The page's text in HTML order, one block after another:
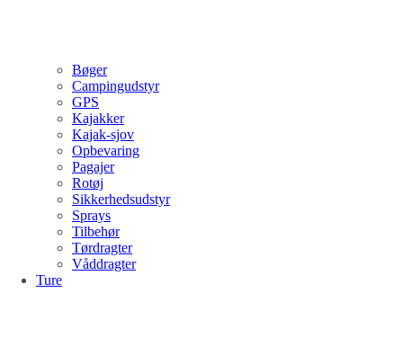
Bøger
Campingudstyr
GPS
Kajakker
Kajak-sjov
Opbevaring
Pagajer
Rotøj
Sikkerhedsudstyr
Sprays
Tilbehør
Tørdragter
Våddragter
Ture